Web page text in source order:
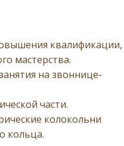
квалификации,
мастерства.
на звоннице-
части.
колокольни
кольца.